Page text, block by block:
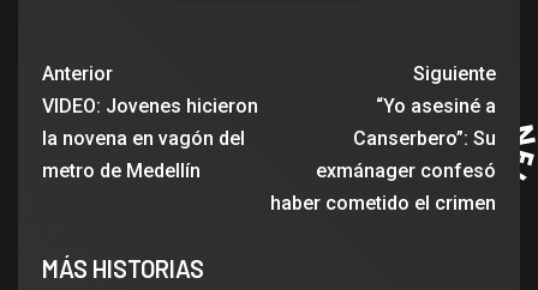
Anterior
VIDEO: Jovenes hicieron
la novena en vagón del
metro de Medellín
Siguiente
“Yo asesiné a
Canserbero”: Su
exmánager confesó
haber cometido el crimen
MÁS HISTORIAS